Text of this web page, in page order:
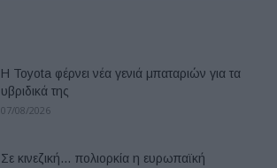
Η Toyota φέρνει νέα γενιά μπαταριών για τα
υβριδικά της
07/08/2026
Σε κινεζική… πολιορκία η ευρωπαϊκή